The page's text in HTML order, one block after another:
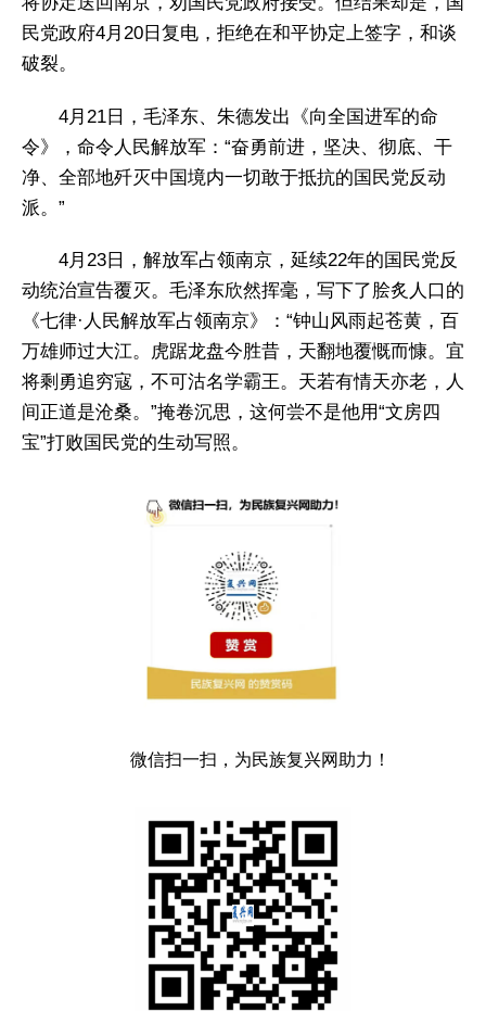
民党政府4月20日复电，拒绝在和平协定上签字，和谈
破裂。
4月21日，毛泽东、朱德发出《向全国进军的命
令》，命令人民解放军：“奋勇前进，坚决、彻底、干
净、全部地歼灭中国境内一切敢于抵抗的国民党反动
派。”
4月23日，解放军占领南京，延续22年的国民党反
动统治宣告覆灭。毛泽东欣然挥毫，写下了脍炙人口的
《七律·人民解放军占领南京》：“钟山风雨起苍黄，百
万雄师过大江。虎踞龙盘今胜昔，天翻地覆慨而慷。宜
将剩勇追穷寇，不可沽名学霸王。天若有情天亦老，人
间正道是沧桑。”掩卷沉思，这何尝不是他用“文房四
宝”打败国民党的生动写照。
微信扫一扫，为民族复兴网助力！